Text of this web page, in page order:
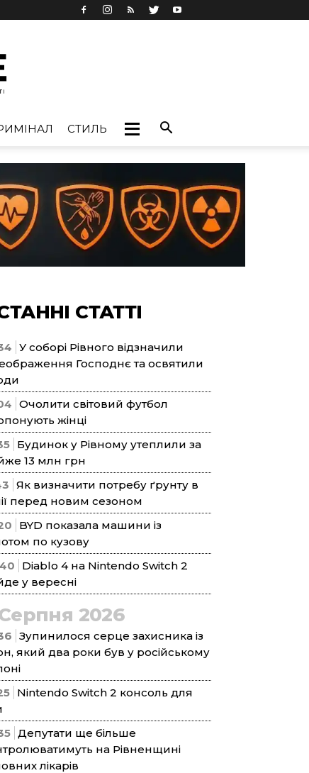
СТИЛЬ
СТАТТІ
У соборі Рівного відзначили
Господнє та освятили
Очолити світовий футбол
жінці
Будинок у Рівному утеплили за
13 млн грн
Як визначити потребу ґрунту в
перед новим сезоном
BYD показала машини із
по кузову
Diablo 4 на Nintendo Switch 2
у вересні
2026
Зупинилося серце захисника із
який два роки був у російському
Nintendo Switch 2 консоль для
Депутати ще більше
на Рівненщині
лікарів